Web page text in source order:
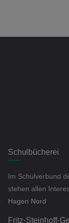
Schulbücherei
Im Schulverbund
stehen allen
Hagen Nord
Fritz-Steinhoff-